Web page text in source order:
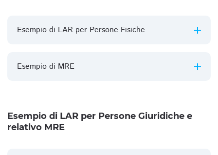
Esempio di LAR per Persone Fisiche
Esempio di MRE
Esempio di LAR per Persone Giuridiche e
relativo MRE